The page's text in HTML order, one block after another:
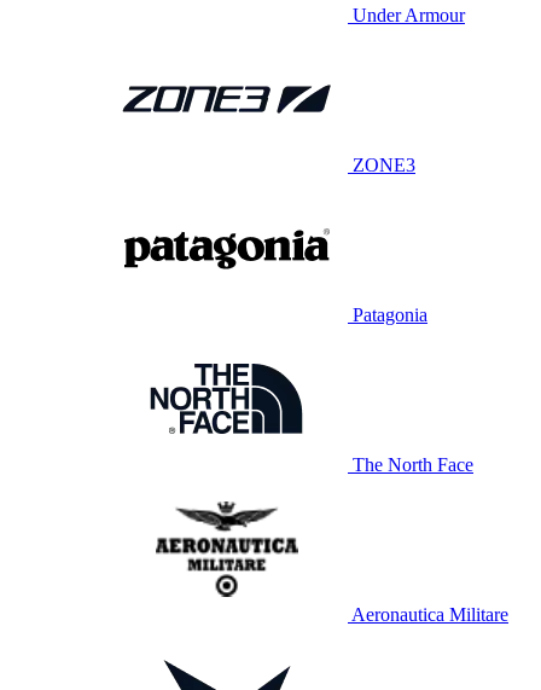
Under Armour
ZONE3
Patagonia
The North Face
Aeronautica Militare